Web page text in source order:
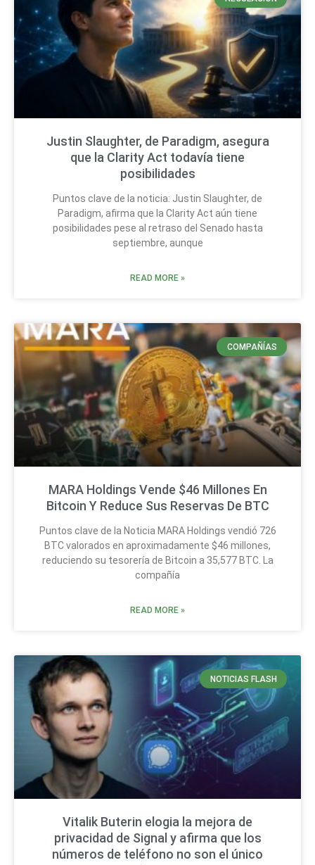
Justin Slaughter, de Paradigm, asegura
que la Clarity Act todavía tiene
posibilidades
Puntos clave de la noticia: Justin Slaughter, de
Paradigm, afirma que la Clarity Act aún tiene
posibilidades pese al retraso del Senado hasta
septiembre, aunque
READ MORE »
COMPAÑÍAS
MARA Holdings Vende $46 Millones En
Bitcoin Y Reduce Sus Reservas De BTC
Puntos clave de la Noticia MARA Holdings vendió 726
BTC valorados en aproximadamente $46 millones,
reduciendo su tesorería de Bitcoin a 35,577 BTC. La
compañía
READ MORE »
NOTICIAS FLASH
Vitalik Buterin elogia la mejora de
privacidad de Signal y afirma que los
números de teléfono no son el único